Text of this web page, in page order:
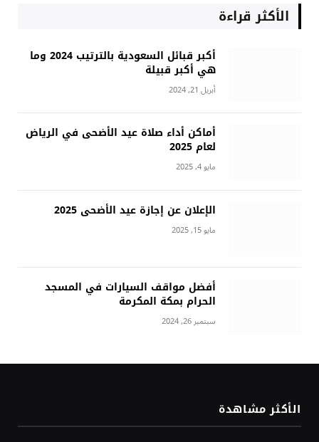
الأكثر قراءة
أكبر قبائل السعودية بالترتيب 2024 وما
هي أكبر قبيلة
أبريل 21, 2024
أماكن أداء صلاة عيد الأضحى في الرياض
لعام 2025
مايو 4, 2025
الإعلان عن إجازة عيد الأضحى 2025
مايو 15, 2025
أفضل مواقف السيارات في المسجد
الحرام بمكة المكرمة
سبتمبر 26, 2024
الأكثر مشاهدة